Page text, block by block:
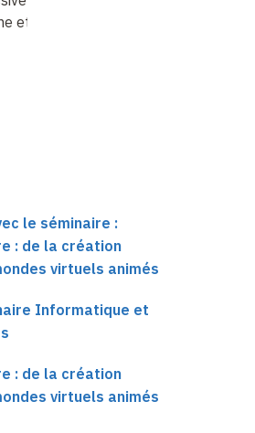
et contrôle
le séminaire :
: de la création
virtuels animés
Informatique et
: de la création
virtuels animés